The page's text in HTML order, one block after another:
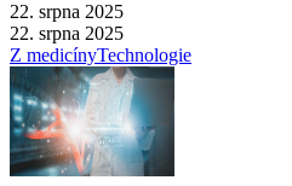
22. srpna 2025
22. srpna 2025
Z medicínyTechnologie